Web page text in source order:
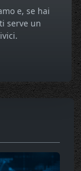
e, se hai
serve un